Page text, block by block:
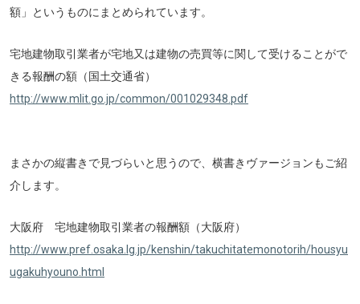
額」というものにまとめられています。
宅地建物取引業者が宅地又は建物の売買等に関して受けることがで
きる報酬の額（国土交通省）
http://www.mlit.go.jp/common/001029348.pdf
まさかの縦書きで見づらいと思うので、横書きヴァージョンもご紹
介します。
大阪府 宅地建物取引業者の報酬額（大阪府）
http://www.pref.osaka.lg.jp/kenshin/takuchitatemonotorih/housyu
ugakuhyouno.html